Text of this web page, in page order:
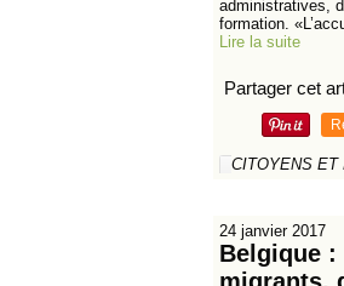
administratives,
formation.
Lire la suite
Partager cet
CITOYENS ET
24 janvier 2017
Belgique :